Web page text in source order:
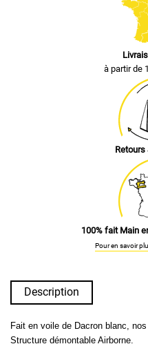
à partir de
Retours
100% fait Main
Pour en savoir
Description
Fait en voile de Dacron blanc,
Structure démontable Airborne.